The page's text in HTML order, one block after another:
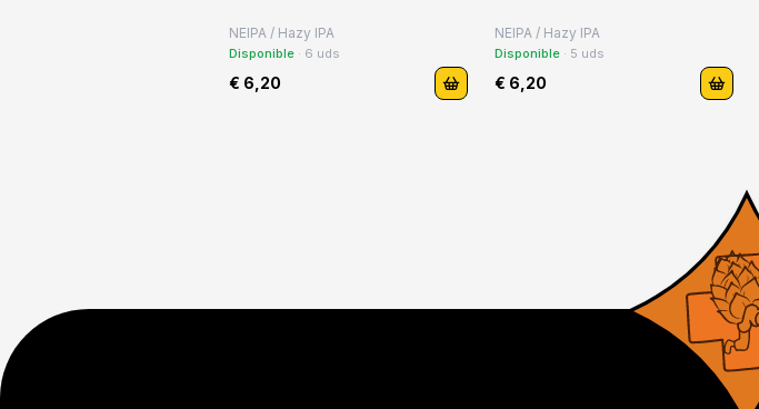
NEIPA / Hazy IPA
Disponible· 6 uds
€ 6,20
NEIPA / Hazy IPA
Disponible· 5 uds
€ 6,20